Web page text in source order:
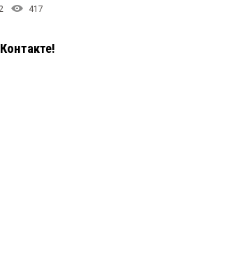
2 417